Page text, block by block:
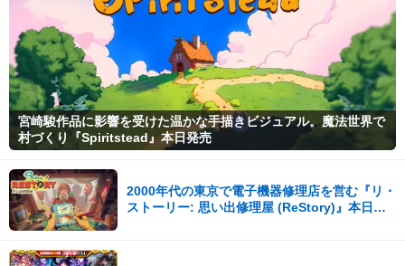
宮崎駿作品に影響を受けた温かな手描きビジュアル。魔法世界で
村づくり『Spiritstead』本日発売
2000年代の東京で電子機器修理店を営む『リ・
ストーリー: 思い出修理屋 (ReStory)』本日